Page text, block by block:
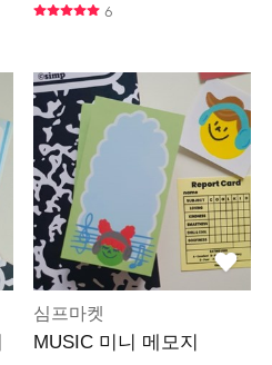
6
심프마켓
MUSIC 미니 메모지